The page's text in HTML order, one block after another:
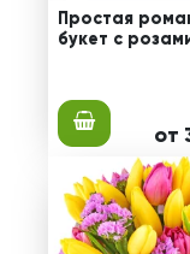
Простая
букет с
от